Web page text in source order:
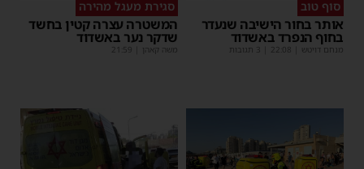
סוף טוב
אותר בחור הישיבה שנעדר
בחוף הנפרד באשדוד
מנחם דויטש 22:08
סגירת מעגל מהירה
המשטרה עצרה קטין בחשד
שדקר נער באשדוד
משה קאהן 21:59